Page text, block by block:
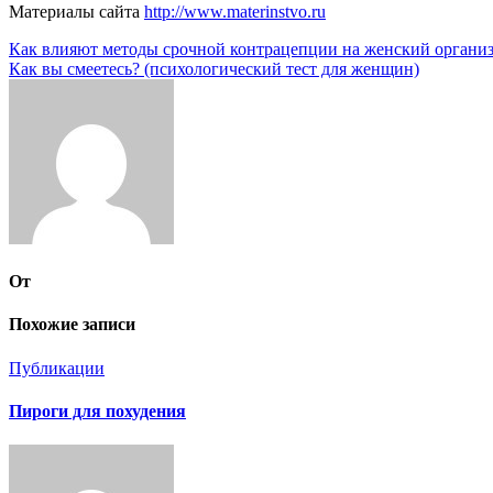
Материалы сайта http://www.materinstvo.ru
Навигация
по
Как влияют методы срочной контрацепции на женский
Как вы смеетесь? (психологический тест для женщин)
От
Похожие записи
Публикации
Пироги для похудения